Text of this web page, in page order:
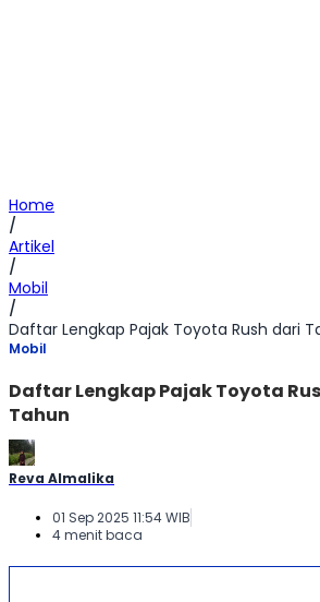
Home
/
Artikel
/
Mobil
/
Daftar Lengkap Pajak Toyota Rush dari
Mobil
Daftar Lengkap Pajak Toyota
Tahun
Reva Almalika
01 Sep 2025 11:54 WIB
4 menit baca